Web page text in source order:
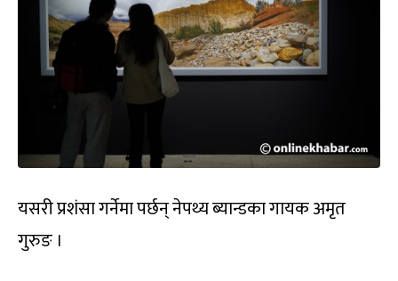
यसरी प्रशंसा गर्नेमा पर्छन् नेपथ्य ब्यान्डका गायक अमृत
गुरुङ ।